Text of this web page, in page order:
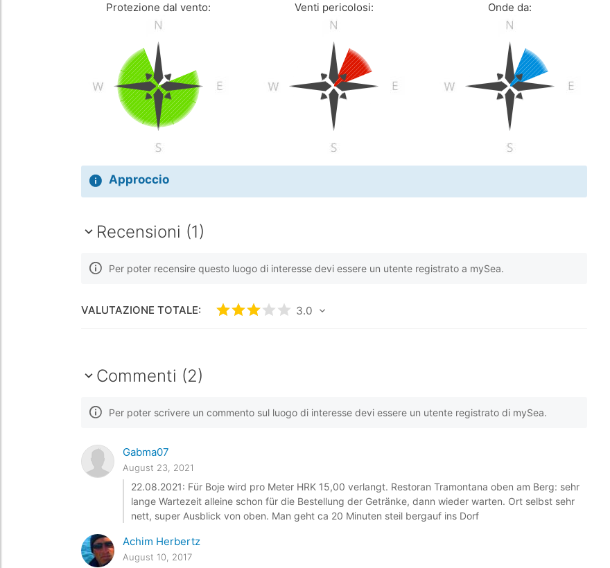
Protezione dal vento: Venti pericolosi: Onde da:
Approccio
Recensioni (1)
Per poter recensire questo luogo di interesse devi essere un utente registrato a mySea.
VALUTAZIONE TOTALE: Valutato3/5 basata su
3.0
Commenti (2)
Per poter scrivere un commento sul luogo di interesse devi essere un utente registrato di mySea.
Gabma07
August 23, 2021
22.08.2021: Für Boje wird pro Meter HRK 15,00 verlangt. Restoran Tramontana oben am Berg: sehr
lange Wartezeit alleine schon für die Bestellung der Getränke, dann wieder warten. Ort selbst sehr
nett, super Ausblick von oben. Man geht ca 20 Minuten steil bergauf ins Dorf
Achim Herbertz
August 10, 2017